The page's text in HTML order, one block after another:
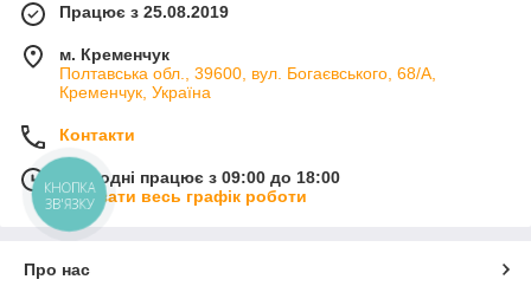
Працює з 25.08.2019
м. Кременчук
Полтавська обл., 39600, вул. Богаєвського, 68/А,
Кременчук, Україна
Контакти
Сьогодні працює з 09:00 до 18:00
Показати весь графік роботи
Про нас
КНОПКА
ЗВ'ЯЗКУ